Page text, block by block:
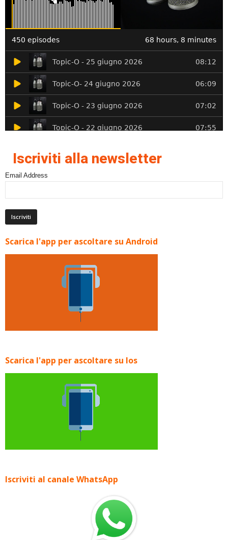
Iscriviti alla newsletter
Email Address
Scarica l'app per ascoltare su Android
Scarica l'app per ascoltare su Ios
Iscriviti al canale WhatsApp